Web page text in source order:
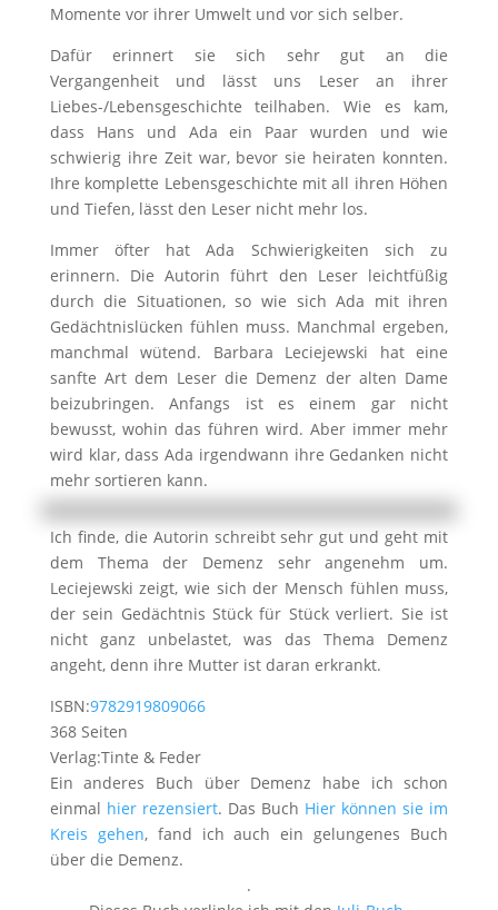
Momente vor ihrer Umwelt und vor sich selber.
Dafür erinnert sie sich sehr gut an die
Vergangenheit und lässt uns Leser an ihrer
Liebes-/Lebensgeschichte teilhaben. Wie es kam,
dass Hans und Ada ein Paar wurden und wie
schwierig ihre Zeit war, bevor sie heiraten konnten.
Ihre komplette Lebensgeschichte mit all ihren Höhen
und Tiefen, lässt den Leser nicht mehr los.
Immer öfter hat Ada Schwierigkeiten sich zu
erinnern. Die Autorin führt den Leser leichtfüßig
durch die Situationen, so wie sich Ada mit ihren
Gedächtnislücken fühlen muss. Manchmal ergeben,
manchmal wütend. Barbara Leciejewski hat eine
sanfte Art dem Leser die Demenz der alten Dame
beizubringen. Anfangs ist es einem gar nicht
bewusst, wohin das führen wird. Aber immer mehr
wird klar, dass Ada irgendwann ihre Gedanken nicht
mehr sortieren kann.
Ich finde, die Autorin schreibt sehr gut und geht mit
dem Thema der Demenz sehr angenehm um.
Leciejewski zeigt, wie sich der Mensch fühlen muss,
der sein Gedächtnis Stück für Stück verliert. Sie ist
nicht ganz unbelastet, was das Thema Demenz
angeht, denn ihre Mutter ist daran erkrankt.
ISBN:9782919809066
368 Seiten
Verlag:Tinte & Feder
Ein anderes Buch über Demenz habe ich schon
einmal hier rezensiert. Das Buch Hier können sie im
Kreis gehen, fand ich auch ein gelungenes Buch
über die Demenz.
.